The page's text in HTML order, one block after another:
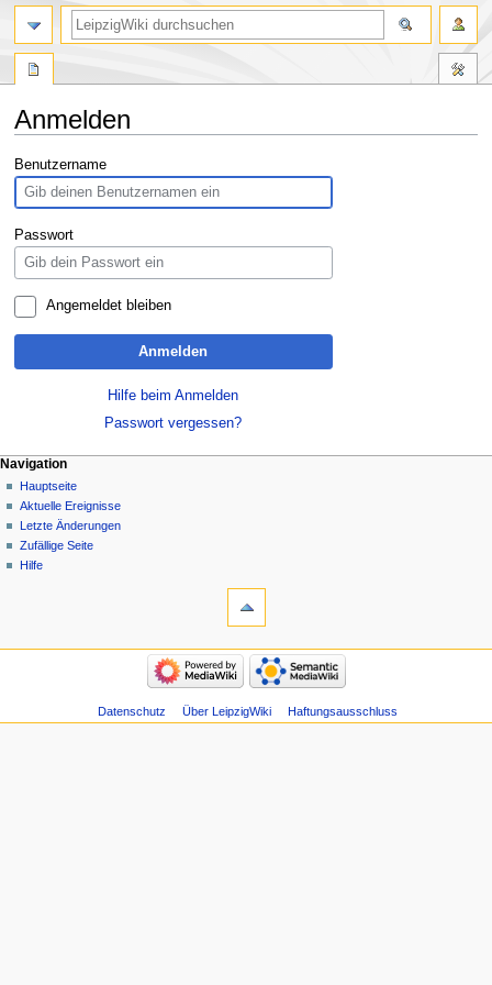
Anmelden
Zur
Navigation
springen
Zur
Suche
springen
Benutzername
Passwort
Angemeldet bleiben
Anmelden
Hilfe beim Anmelden
Passwort vergessen?
Navigation
Hauptseite
Aktuelle Ereignisse
Letzte Änderungen
Zufällige Seite
Hilfe
Datenschutz Über LeipzigWiki Haftungsausschluss